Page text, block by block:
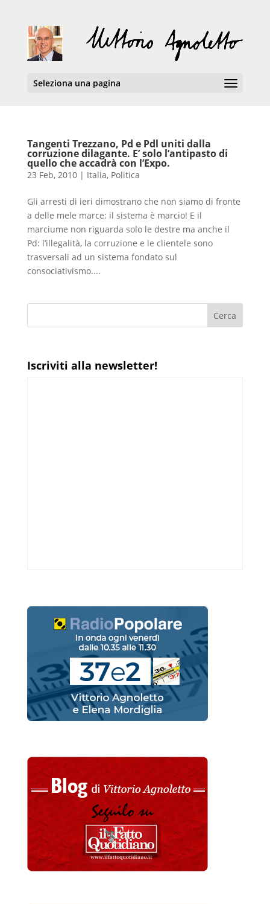
Seleziona una pagina
Tangenti Trezzano, Pd e Pdl uniti dalla
corruzione dilagante. E’ solo l’antipasto di
quello che accadrà con l’Expo.
23 Feb, 2010| Italia, Politica
Gli arresti di ieri dimostrano che non siamo di fronte
a delle mele marce: il sistema è marcio! E il
marciume non riguarda solo le destre ma anche il
Pd: l’illegalità, la corruzione e le clientele sono
trasversali ad un sistema fondato sul
consociativismo....
Iscriviti alla newsletter!